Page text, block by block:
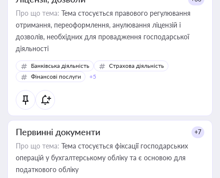
Про що тема: Тема стосується правового регулювання
отримання, переоформлення, анулювання ліцензій і
дозволів, необхідних для провадження господарської
діяльності
Банківська діяльність
Страхова діяльність
Фінансові послуги
+5
Первинні документи +7
Про що тема: Тема стосується фіксації господарських
операцій у бухгалтерському обліку та є основою для
податкового обліку